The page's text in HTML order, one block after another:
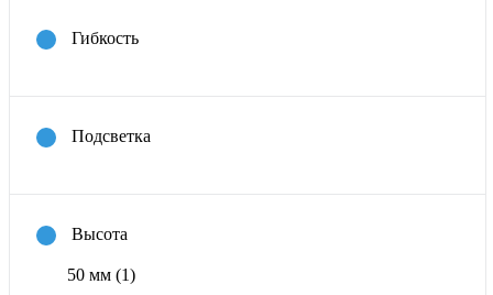
Гибкость
Подсветка
Высота
50 мм (1)